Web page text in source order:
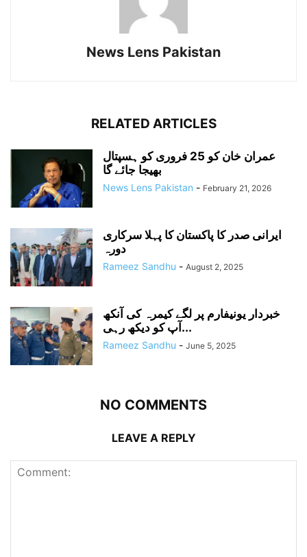
News Lens Pakistan
RELATED ARTICLES
عمران خان کو 25 فروری کو ہسپتال
بھیجا جائے گا
News Lens Pakistan - February 21, 2026
ایرانی صدر کا پاکستان کا پہلا سرکاری
دورہ
Rameez Sandhu - August 2, 2025
خبردار یونیفارم پر لگے کیمرہ کی آنکھ
آپ کو دیکھ رہی...
Rameez Sandhu - June 5, 2025
NO COMMENTS
LEAVE A REPLY